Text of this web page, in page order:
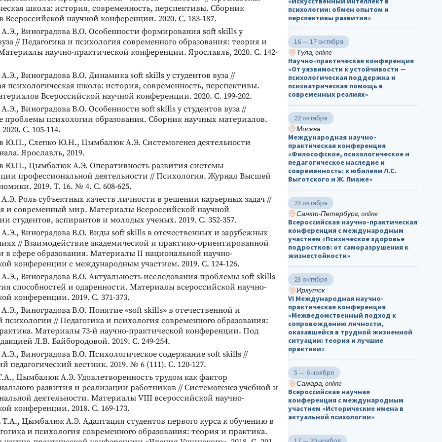
школа: история, современность, перспективы. Сборник
Всероссийской научной конференции. 2020. С. 183-187.
Виноградова В.О. Особенности формирования soft skills у
// Педагогика и психология современного образования: теория и
научно-практической конференции. Ярославль, 2020. С. 142-
Виноградова В.О. Динамика soft skills у студентов вуза //
психологическая школа: история, современность, перспективы.
Всероссийской научной конференции. 2020. С. 199-202.
Виноградова В.О. Особенности soft skills у студентов вуза //
проблемы психологии образования. Сборник научных материалов.
С. 105-114.
Ю.П., Слепко Ю.Н., Цымбалюк А.Э. Системогенез деятельности
Ярославль, 2019.
Ю.П., Цымбалюк А.Э. Оперативность развития системы
профессиональной деятельности // Психология. Журнал Высшей
2019. Т. 16. № 4. С. 608-625.
Роль субъектных качеств личности в решении карьерных задач //
и современный мир. Материалы Всероссийской научной
студентов, аспирантов и молодых ученых. 2019. С. 352-357.
Виноградова В.О. Виды soft skills в отечественных и зарубежных
// Взаимодействие академической и практико-ориентированной
в сфере образования. Материалы II национальной научно-
конференции с международным участием. 2019. С. 124-126.
Виноградова В.О. Актуальность исследования проблемы soft skills
способностей и одаренности. Материалы всероссийской научно-
конференции. 2019. С. 371-373.
Виноградова В.О. Понятие «soft skills» в отечественной и
психологии // Педагогика и психология современного образования:
Материалы 73-й научно-практической конференции. Под
Л.В. Байбородовой. 2019. С. 249-254.
Виноградова В.О. Психологическое содержание soft skills //
педагогический вестник. 2019. № 6 (111). С. 120-127.
Цымбалюк А.Э. Удовлетворенность трудом как фактор
развития и реализации работников // Системогенез учебной и
деятельности. Материалы VIII всероссийской научно-
конференции. 2018. С. 169-173.
Т.А., Цымбалюк А.Э. Адаптация студентов первого курса к обучению в
и психология современного образования: теория и практика.
психологии: обмен опытом и
перспективы развития»
16 — 17 октября
Тула, online
Научно-практическая конференция
«От уязвимости к устойчивости —
психологическая поддержка и
психиатрическая помощь в
современных реалиях»
22 октября
Москва
Международная научно-
практическая конференция
«Философское, психологическое и
педагогическое наследие и
современность: к юбилеям Л.С.
Выготского и Ж. Пиаже»
23 октября
Санкт-Петербург, online
Всероссийская научно-практическая
конференция с международным
участием «Психическое здоровье
подростков: от саморазрушения к
жизнестойкости»
23 октября
Иркутск
VI Международная научно-
практическая конференция
«Межведомственный подход к
сопровождению личности,
оказавшейся в трудной жизненной
ситуации: теория и лучшие
практики»
5 — 6 ноября
Самара, online
Всероссийская научная
конференция с международным
участием «Исторические имена в
актуальной психологии»